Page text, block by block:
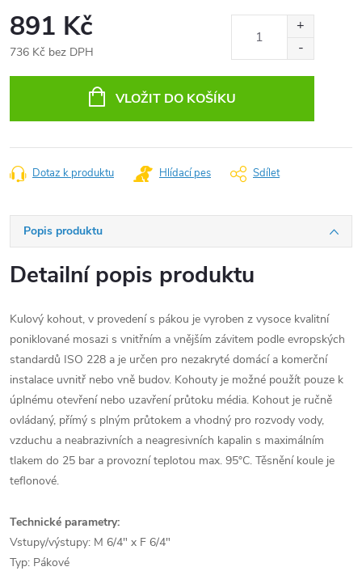
891 Kč
736 Kč bez DPH
VLOŽIT DO KOŠÍKU
Dotaz k produktu Hlídací pes Sdílet
Popis produktu
Detailní popis produktu
Kulový kohout, v provedení s pákou je vyroben z vysoce kvalitní
poniklované mosazi s vnitřním a vnějším závitem podle evropských
standardů ISO 228 a je určen pro nezakryté domácí a komerční
instalace uvnitř nebo vně budov. Kohouty je možné použít pouze k
úplnému otevření nebo uzavření průtoku média. Kohout je ručně
ovládaný, přímý s plným průtokem a vhodný pro rozvody vody,
vzduchu a neabrazivních a neagresivních kapalin s maximálním
tlakem do 25 bar a provozní teplotou max. 95°C. Těsnění koule je
teflonové.
Technické parametry:
Vstupy/výstupy: M 6/4" x F 6/4"
Typ: Pákové